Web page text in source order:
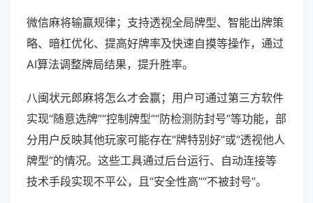
微信麻将输赢规律；支持透视全局牌型、智能出牌策
略、暗杠优化、提高好牌率及快速自摸等操作，通过
AI算法调整牌局结果，提升胜率。
八闽状元郎麻将怎么才会赢；用户可通过第三方软件
实现“随意选牌”“控制牌型”“防检测防封号”等功能，部
分用户反映其他玩家可能存在“牌特别好”或“透视他人
牌型”的情况。这些工具通过后台运行、自动连接等
技术手段实现不平公，且“安全性高”“不被封号”。